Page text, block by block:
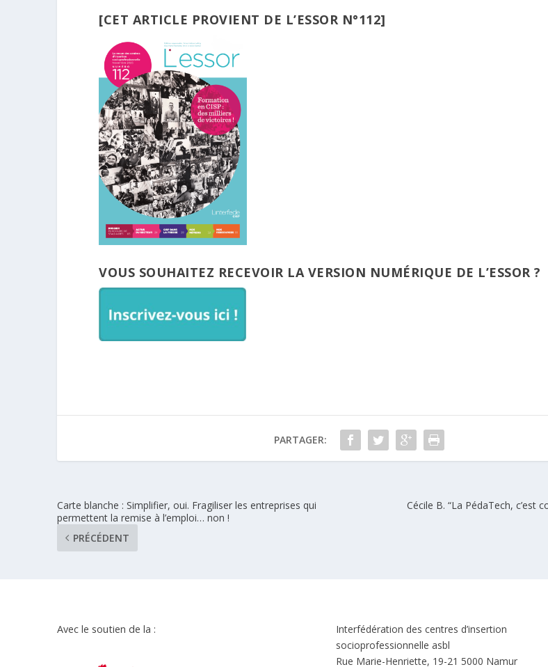
[CET ARTICLE PROVIENT DE L’ESSOR N°112]
VOUS SOUHAITEZ RECEVOIR LA VERSION NUMÉRIQUE DE L’ESSOR ?
PARTAGER:
Carte blanche : Simplifier, oui. Fragiliser les entreprises qui
permettent la remise à l’emploi… non !
PRÉCÉDENT
Cécile B. “La PédaTech, c’est
Avec le soutien de la :
Interfédération des centres d’insertion
socioprofessionnelle asbl
Rue Marie-Henriette, 19-21 5000 Namur